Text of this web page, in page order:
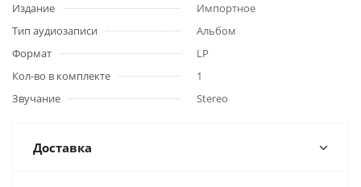
Издание
Импортное
Тип аудиозаписи
Альбом
Формат
LP
Кол-во в комплекте
1
Звучание
Stereo
Доставка